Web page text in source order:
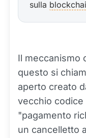
sulla
Il meccanismo
questo si
aperto creato
vecchio
"pagamento
un cancelletto